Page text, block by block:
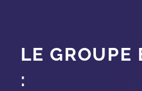
LE GROUPE
: